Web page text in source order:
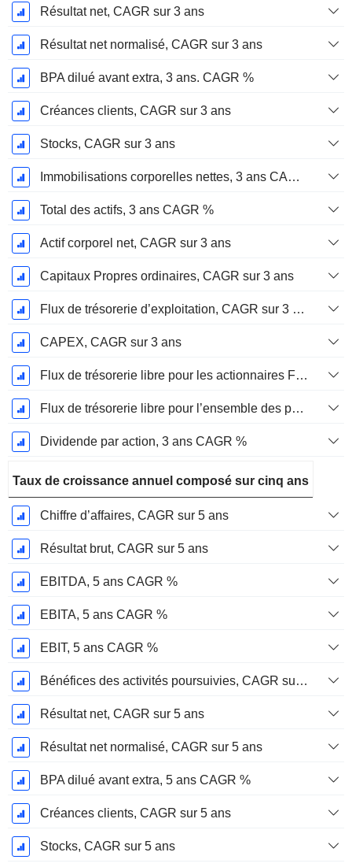
Résultat net, CAGR sur 3 ans
Résultat net normalisé, CAGR sur 3 ans
BPA dilué avant extra, 3 ans. CAGR %
Créances clients, CAGR sur 3 ans
Stocks, CAGR sur 3 ans
Immobilisations corporelles nettes, 3 ans CAGR %
Total des actifs, 3 ans CAGR %
Actif corporel net, CAGR sur 3 ans
Capitaux Propres ordinaires, CAGR sur 3 ans
Flux de trésorerie d’exploitation, CAGR sur 3 ans
CAPEX, CAGR sur 3 ans
Flux de trésorerie libre pour les actionnaires FCFE, CAGR sur 3 ans
Flux de trésorerie libre pour l’ensemble des pourvoyeurs de fonds (créanciers et actionnaires) FCFF, CAGR sur 3 ans
Dividende par action, 3 ans CAGR %
Taux de croissance annuel composé sur cinq ans
Chiffre d’affaires, CAGR sur 5 ans
Résultat brut, CAGR sur 5 ans
EBITDA, 5 ans CAGR %
EBITA, 5 ans CAGR %
EBIT, 5 ans CAGR %
Bénéfices des activités poursuivies, CAGR sur 5 ans
Résultat net, CAGR sur 5 ans
Résultat net normalisé, CAGR sur 5 ans
BPA dilué avant extra, 5 ans CAGR %
Créances clients, CAGR sur 5 ans
Stocks, CAGR sur 5 ans